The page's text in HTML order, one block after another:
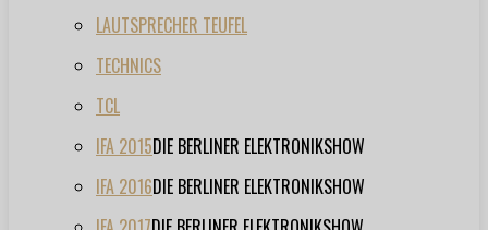
LAUTSPRECHER TEUFEL
TECHNICS
TCL
IFA 2015DIE BERLINER ELEKTRONIKSHOW
IFA 2016DIE BERLINER ELEKTRONIKSHOW